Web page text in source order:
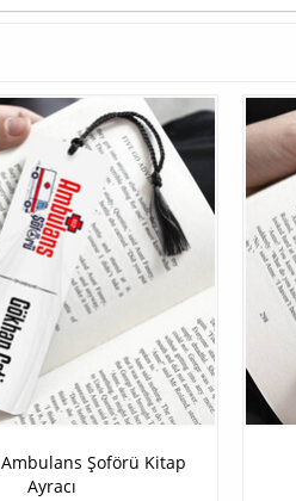
Şoförü Kitap
Ayracı